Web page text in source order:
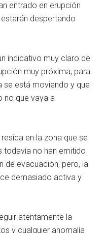
entrado en erupción
despertando
indicativo muy claro de
muy próxima, para
se está moviendo y que
no que vaya a
en la zona que se
todavía no han emitido
de evacuación, pero, la
demasiado activa y
atentamente la
y cualquier anomalía